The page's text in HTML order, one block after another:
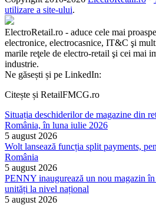
utilizare a site-ului.
ElectroRetail.ro - aduce cele mai
electronice, electrocasnice, IT&C şi
marile reţele de electro-retail şi cei mai
industrie.
Ne găsești și pe LinkedIn:
Citește și RetailFMCG.ro
Situația deschiderilor de magazine din
România, în luna iulie 2026
5 august 2026
Wolt lansează funcția split payments,
România
5 august 2026
PENNY inaugurează un nou magazin
unități la nivel național
5 august 2026